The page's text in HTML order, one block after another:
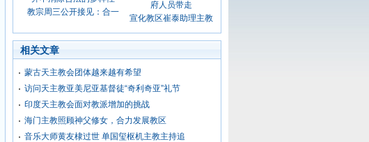
教宗周三公开接见：合一
宣化教区崔泰助理主教
相关文章
蒙古天主教会团体越来越有希望
访问天主教亚美尼亚基督徒“奇利奇亚”礼节
印度天主教会面对教派增加的挑战
海门主教照顾神父修女，合力发展教区
音乐大师黄友棣过世 单国玺枢机主教主持追